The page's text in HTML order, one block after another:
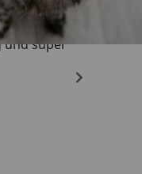
und super